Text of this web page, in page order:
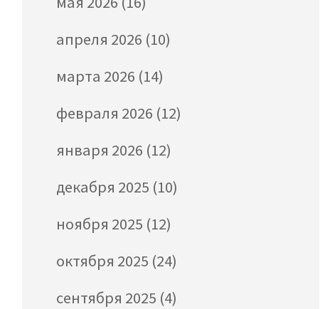
апреля 2026 (10)
марта 2026 (14)
февраля 2026 (12)
января 2026 (12)
декабря 2025 (10)
ноября 2025 (12)
октября 2025 (24)
сентября 2025 (4)